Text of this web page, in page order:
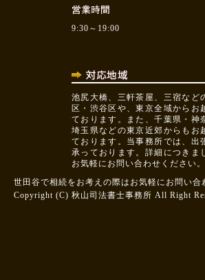
9:30～19:00
池尻大橋、三軒茶屋、三宿など
区・渋谷区や、東京全域からお
ております。また、千葉県・神
埼玉県などの東京近郊からもお
ております。当事務所では、出
承っております。詳細につきま
お気軽にお問い合わせください。
世田谷で相続をお考えの際はお気軽にお問い合
Copyright (C) 秋山司法書士事務所 All Right